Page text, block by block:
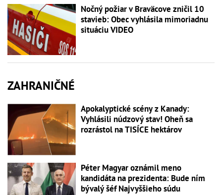
Nočný požiar v Braväcove zničil 10
stavieb: Obec vyhlásila mimoriadnu
situáciu VIDEO
ZAHRANIČNÉ
Apokalyptické scény z Kanady:
Vyhlásili núdzový stav! Oheň sa
rozrástol na TISÍCE hektárov
Péter Magyar oznámil meno
kandidáta na prezidenta: Bude ním
bývalý šéf Najvyššieho súdu